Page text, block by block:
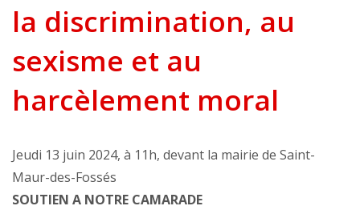
la discrimination, au
sexisme et au
harcèlement moral
Jeudi 13 juin 2024, à 11h, devant la mairie de Saint-
Maur-des-Fossés
SOUTIEN A NOTRE CAMARADE